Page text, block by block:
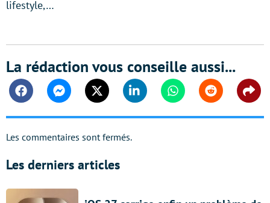
lifestyle,…
La rédaction vous conseille aussi...
FacebookMessengerTwitter Linkedin WhatsappReddit
Les commentaires sont fermés.
Les derniers articles